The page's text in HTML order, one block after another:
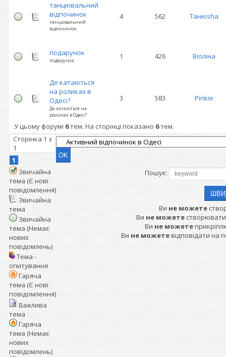
танцювальний
відпочинок
танцювальний
відпочинок
4 562 Танюshа
подарунок
подарунок 1 426 Віоліна
Де катаються
на роликах в
Одесі?
Де катаються на
роликах в Одесі?
3 583 Pinkie
У цьому форумі 6тем. На сторінці показано 6тем.
Сторінка 1 з
1
1
Звичайна
тема (Є нові
повідомлення)
Звичайна
тема
Звичайна
тема (Немає
нових
повідомлень)
Тема -
опитування
Гаряча
тема (Є нові
повідомлення)
Важлива
тема
Гаряча
тема (Немає
нових
повідомлень)
Пошук:
Ви не можете
Ви не можете
Ви не можете
Ви не можетевідповідати на